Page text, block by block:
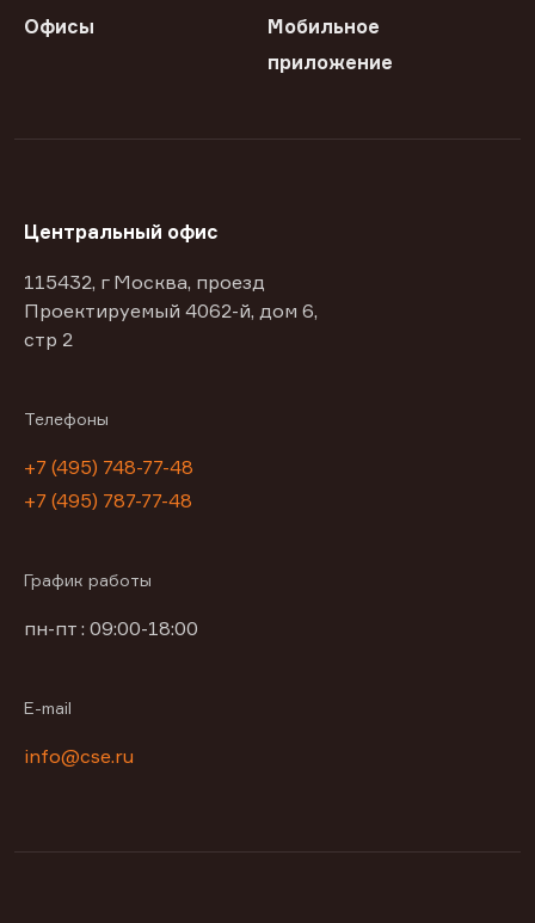
Офисы
Мобильное
приложение
Центральный офис
115432, г Москва, проезд
Проектируемый 4062-й, дом 6,
стр 2
Телефоны
+7 (495) 748-77-48
+7 (495) 787-77-48
График работы
пн-пт : 09:00-18:00
E-mail
info@cse.ru